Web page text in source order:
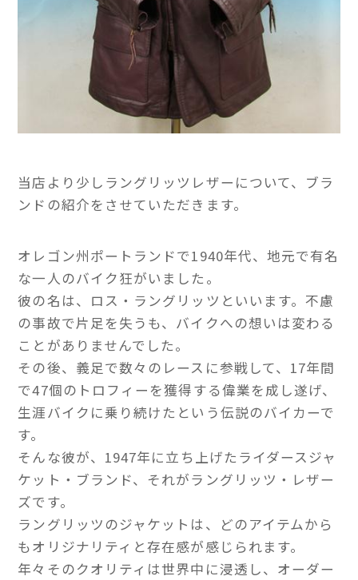
当店より少しラングリッツレザーについて、ブラ
ンドの紹介をさせていただきます。
オレゴン州ポートランドで1940年代、地元で有名
な一人のバイク狂がいました。
彼の名は、ロス・ラングリッツといいます。不慮
の事故で片足を失うも、バイクへの想いは変わる
ことがありませんでした。
その後、義足で数々のレースに参戦して、17年間
で47個のトロフィーを獲得する偉業を成し遂げ、
生涯バイクに乗り続けたという伝説のバイカーで
す。
そんな彼が、1947年に立ち上げたライダースジャ
ケット・ブランド、それがラングリッツ・レザー
ズです。
ラングリッツのジャケットは、どのアイテムから
もオリジナリティと存在感が感じられます。
年々そのクオリティは世界中に浸透し、オーダー